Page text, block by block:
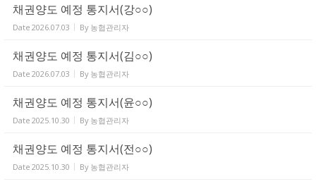
채권양도 예정 통지서(강○○)
Date 2026.07.03 By 농협관리자
채권양도 예정 통지서(김○○)
Date 2026.07.03 By 농협관리자
채권양도 예정 통지서(윤○○)
Date 2025.10.30 By 농협관리자
채권양도 예정 통지서(전○○)
Date 2025.10.30 By 농협관리자